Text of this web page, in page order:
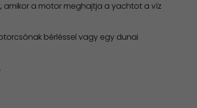
amikor a motor meghajtja a yachtot a víz
bérléssel vagy egy dunai